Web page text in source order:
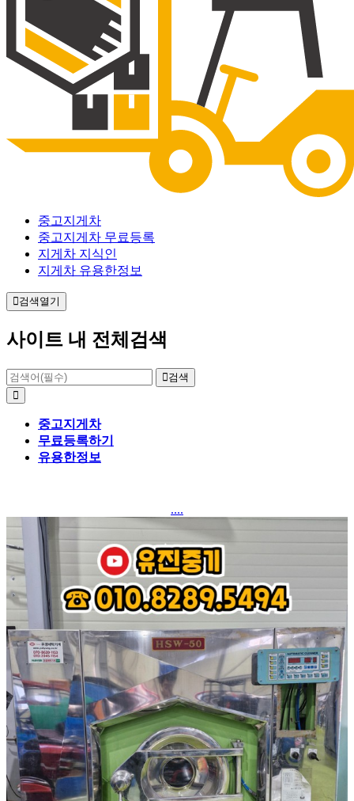
중고지게차
중고지게차 무료등록
지게차 지식인
지게차 유용한정보
검색열기
사이트 내 전체검색
검색
중고지게차
무료등록하기
유용한정보
....